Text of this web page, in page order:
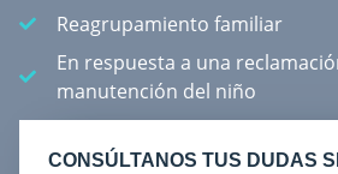
Reagrupamiento familiar
En respuesta a una
manutención del niño
CONSÚLTANOS TUS DUDAS